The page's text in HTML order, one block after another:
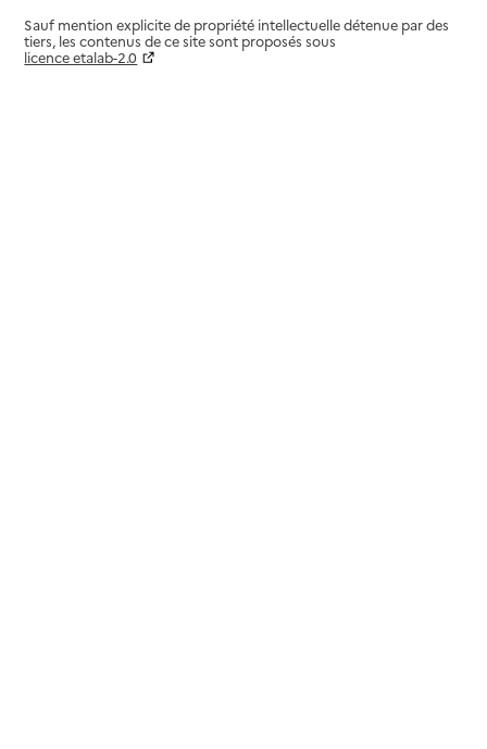
Sauf mention explicite de propriété intellectuelle détenue par des
tiers, les contenus de ce site sont proposés sous
licence etalab-2.0